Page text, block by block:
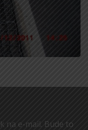
na e-mail. Bude to